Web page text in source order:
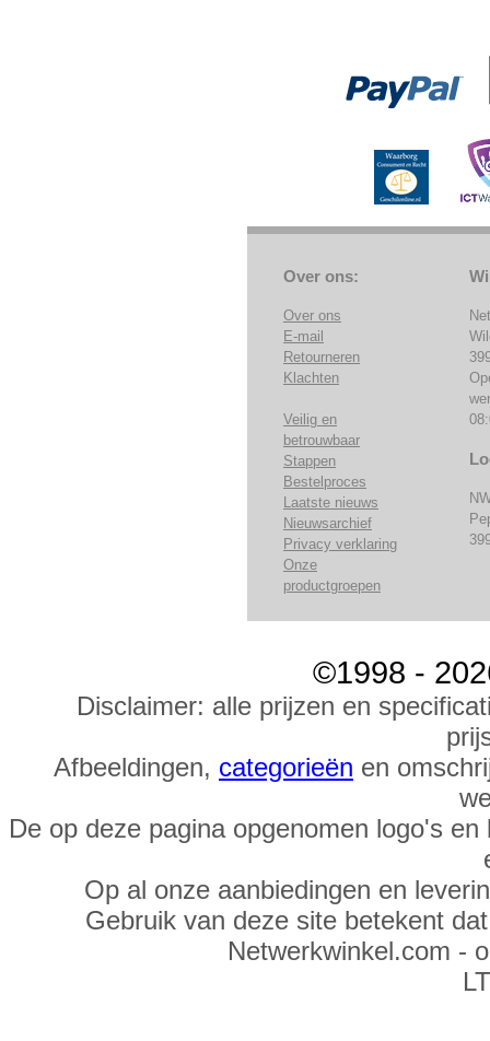
Over ons:
Over ons
E-mail
Retourneren
Klachten
Veilig en
betrouwbaar
Stappen
Bestelproces
Laatste nieuws
Nieuwsarchief
Privacy verklaring
Onze
productgroepen
©1998 -
Disclaimer: alle prijzen en
Afbeeldingen, categorieën en
De op deze pagina opgenomen logo's
Op al onze aanbiedingen en
Gebruik van deze site betekent
Netwerkwinkel.com -